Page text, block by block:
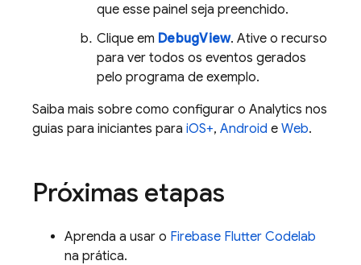
que esse painel seja preenchido.
Clique em DebugView. Ative o recurso
para ver todos os eventos gerados
pelo programa de exemplo.
Saiba mais sobre como configurar o Analytics nos
guias para iniciantes para iOS+, Android e Web.
Próximas etapas
Aprenda a usar o Firebase Flutter Codelab
na prática.